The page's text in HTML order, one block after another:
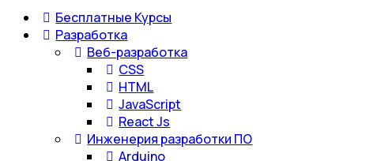
Бесплатные Курсы
Разработка
Веб-разработка
CSS
HTML
JavaScript
React Js
Инженерия разработки ПО
Arduino